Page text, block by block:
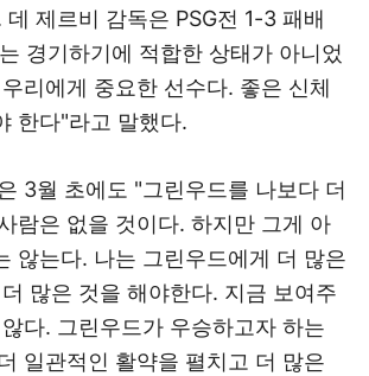
데 제르비 감독은 PSG전 1-3 패배
경기하기에 적합한 상태가 아니었
리에게 중요한 선수다. 좋은 신체
한다"라고 말했다.
3월 초에도 "그린우드를 나보다 더
람은 없을 것이다. 하지만 그게 아
않는다. 나는 그린우드에게 더 많은
많은 것을 해야한다. 지금 보여주
다. 그린우드가 우승하고자 하는
일관적인 활약을 펼치고 더 많은